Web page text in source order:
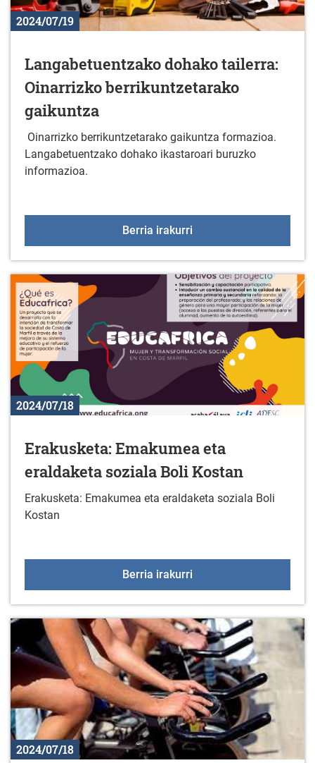
2024/07/19
Langabetuentzako dohako tailerra:
Oinarrizko berrikuntzetarako
gaikuntza
Oinarrizko berrikuntzetarako gaikuntza formazioa.
Langabetuentzako dohako ikastaroari buruzko
informazioa.
Berria irakurri
2024/07/18
Erakusketa: Emakumea eta
eraldaketa soziala Boli Kostan
Erakusketa: Emakumea eta eraldaketa soziala Boli
Kostan
Berria irakurri
2024/07/18